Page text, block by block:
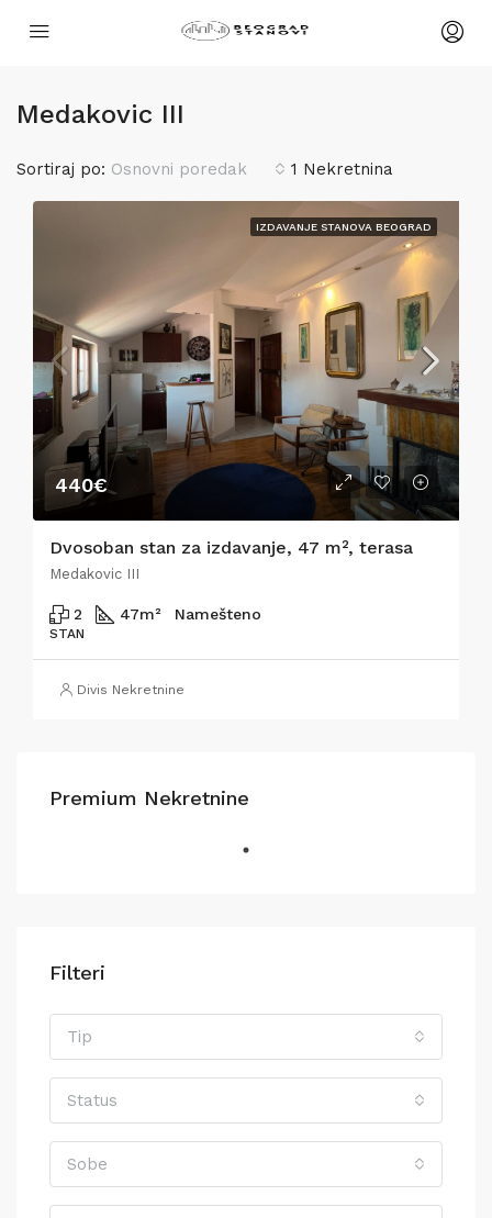
Medakovic III
1 Nekretnina
Sortiraj po: Osnovni poredak
IZDAVANJE STANOVA BEOGRAD
440€
Dvosoban stan za izdavanje, 47 m², terasa
Medakovic III
2 47m² Namešteno
STAN
Divis Nekretnine
Premium Nekretnine
Filteri
Tip
Status
Sobe